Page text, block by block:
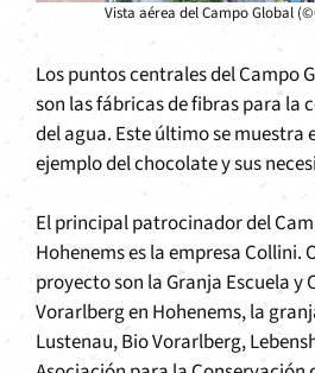
Vista aérea del Campo Global
Los puntos centrales del Campo
son las fábricas de fibras para la
del agua. Este último se muestra
ejemplo del chocolate y sus
El principal patrocinador del
Hohenems es la empresa Collini.
proyecto son la Granja Escuela y
Vorarlberg en Hohenems, la
Lustenau, Bio Vorarlberg,